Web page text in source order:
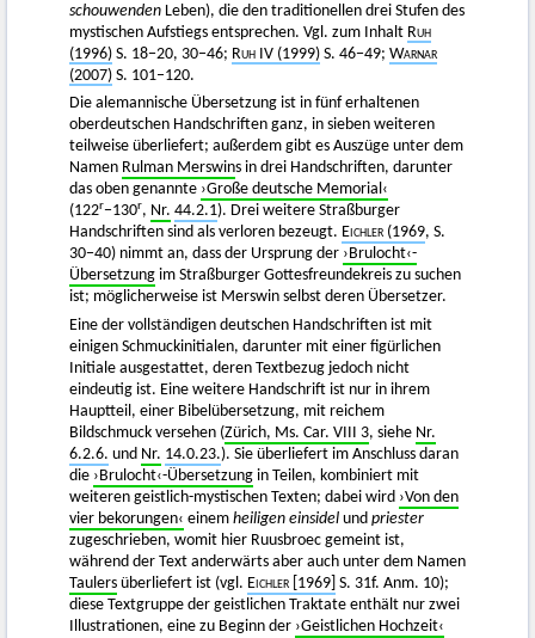
schouwenden Leben), die den traditionellen drei Stufen des
mystischen Aufstiegs entsprechen. Vgl. zum Inhalt Ruh
(1996) S. 18−20, 30−46; Ruh IV (1999) S. 46−49; Warnar
(2007) S. 101–120.
Die alemannische Übersetzung ist in fünf erhaltenen
oberdeutschen Handschriften ganz, in sieben weiteren
teilweise überliefert; außerdem gibt es Auszüge unter dem
Namen Rulman Merswins in drei Handschriften, darunter
das oben genannte ›Große deutsche Memorial‹
(122r−130r, Nr. 44.2.1). Drei weitere Straßburger
Handschriften sind als verloren bezeugt. Eichler (1969, S.
30−40) nimmt an, dass der Ursprung der ›Brulocht‹-
Übersetzung im Straßburger Gottesfreundekreis zu suchen
ist; möglicherweise ist Merswin selbst deren Übersetzer.
Eine der vollständigen deutschen Handschriften ist mit
einigen Schmuckinitialen, darunter mit einer figürlichen
Initiale ausgestattet, deren Textbezug jedoch nicht
eindeutig ist. Eine weitere Handschrift ist nur in ihrem
Hauptteil, einer Bibelübersetzung, mit reichem
Bildschmuck versehen (Zürich, Ms. Car. VIII 3, siehe Nr.
6.2.6. und Nr. 14.0.23.). Sie überliefert im Anschluss daran
die ›Brulocht‹-Übersetzung in Teilen, kombiniert mit
weiteren geistlich-mystischen Texten; dabei wird ›Von den
vier bekorungen‹ einem heiligen einsidel und priester
zugeschrieben, womit hier Ruusbroec gemeint ist,
während der Text anderwärts aber auch unter dem Namen
Taulers überliefert ist (vgl. Eichler [1969] S. 31f. Anm. 10);
diese Textgruppe der geistlichen Traktate enthält nur zwei
Illustrationen, eine zu Beginn der ›Geistlichen Hochzeit‹